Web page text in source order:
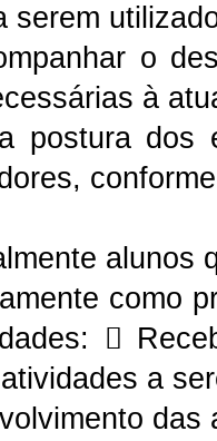
serem
o
à
postura dos
alunos
como

a